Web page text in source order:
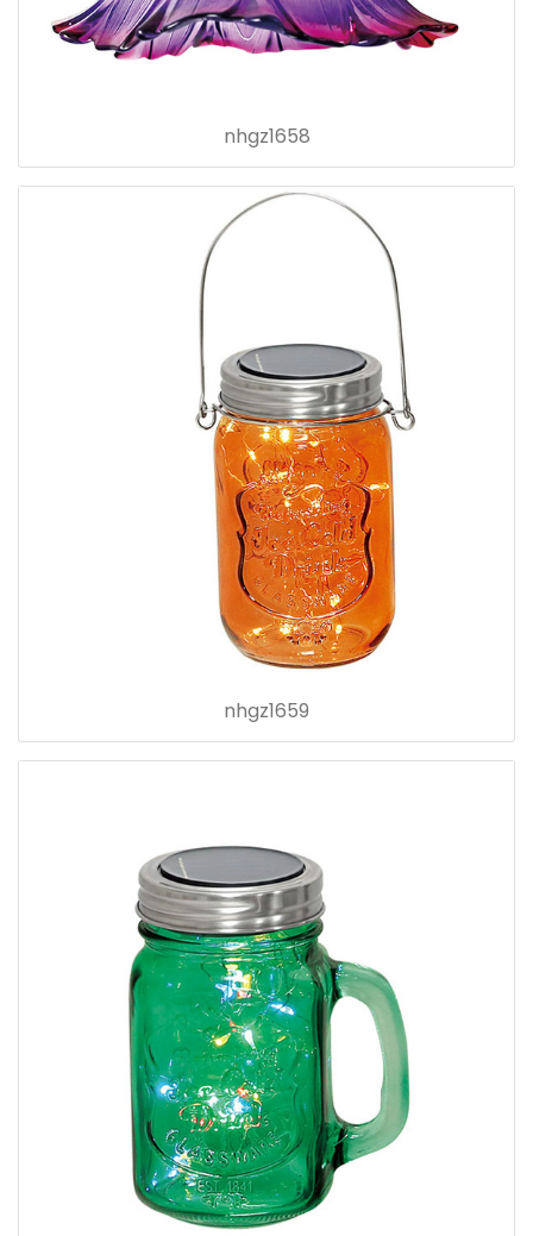
nhgz1658
nhgz1659